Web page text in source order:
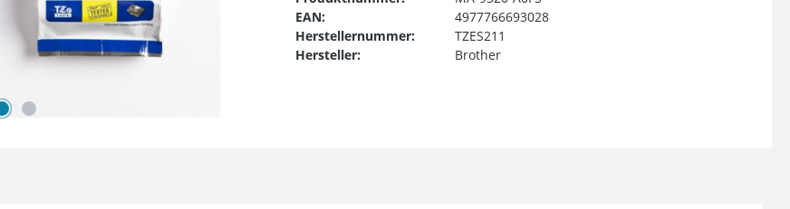
EAN:
4977766693028
Herstellernummer:
TZES211
Hersteller:
Brother